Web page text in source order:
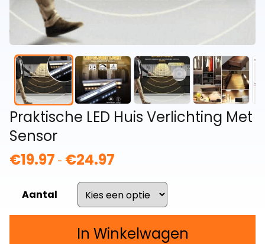
Praktische LED Huis Verlichting Met
Sensor
€19.97 - €24.97
tot
€24.97
Aantal
In Winkelwagen